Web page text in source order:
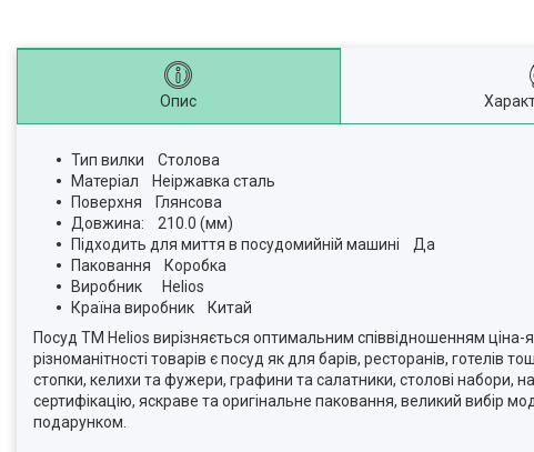
Опис
Тип вилки Столова
Матеріал Неіржавка сталь
Поверхня Глянсова
Довжина: 210.0 (мм)
Підходить для миття в посудомийній машині Да
Паковання Коробка
Виробник Helios
Країна виробник Китай
Посуд TM Helios вирізняється оптимальним співвідношенням ціна-
різноманітності товарів є посуд як для барів, ресторанів,
стопки, келихи та фужери, графини та салатники, столові набори,
сертифікацію, яскраве та оригінальне паковання, великий
подарунком.